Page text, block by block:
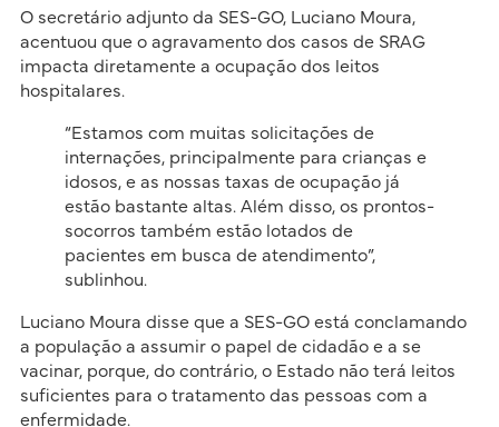
O secretário adjunto da SES-GO, Luciano Moura,
acentuou que o agravamento dos casos de SRAG
impacta diretamente a ocupação dos leitos
hospitalares.
“Estamos com muitas solicitações de
internações, principalmente para crianças e
idosos, e as nossas taxas de ocupação já
estão bastante altas. Além disso, os prontos-
socorros também estão lotados de
pacientes em busca de atendimento”,
sublinhou.
Luciano Moura disse que a SES-GO está conclamando
a população a assumir o papel de cidadão e a se
vacinar, porque, do contrário, o Estado não terá leitos
suficientes para o tratamento das pessoas com a
enfermidade.